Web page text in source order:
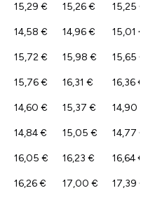
15,29 € 15,26 € 15,25 €
14,58 € 14,96 € 15,01 €
15,72 € 15,98 € 15,65 €
15,76 € 16,31 € 16,36 €
14,60 € 15,37 € 14,90 €
14,84 € 15,05 € 14,77 €
16,05 € 16,23 € 16,64 €
16,26 € 17,00 € 17,39 €